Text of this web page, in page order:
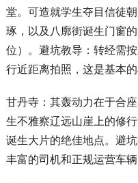
堂。可造就学生夺目信徒
琢，以及八廓街诞生门窗
位）。避坑教导：转经需
行近距离拍照，这是基本的
甘丹寺：其轰动力在于合
生不雅察辽远山崖上的修
诞生大片的绝佳地点。避
丰富的司机和正规运营车